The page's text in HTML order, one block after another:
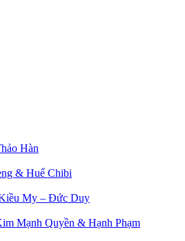
Hàn
& Huế Chibi
My – Đức Duy
Mạnh Quyền & Hạnh Phạm